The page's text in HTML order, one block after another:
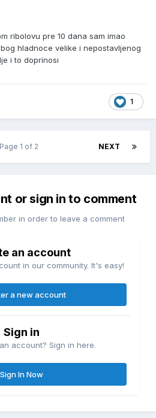
ribolovu pre 10 dana sam imao
hladnoce velike i nepostavljenog
i to doprinosi
1
NEXT
Page 1 of 2
or sign in to comment
in order to leave a comment
an account
in our community. It's easy!
a new account
Sign in
account? Sign in here.
Sign In Now